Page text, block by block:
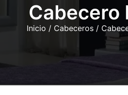
Cabecero
Inicio / Cabeceros /